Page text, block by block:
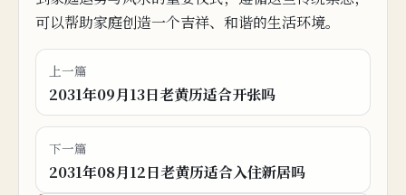
可以帮助家庭创造一个吉祥、和谐的生活环境。
上一篇
2031年09月13日老黄历适合开张吗
下一篇
2031年08月12日老黄历适合入住新居吗